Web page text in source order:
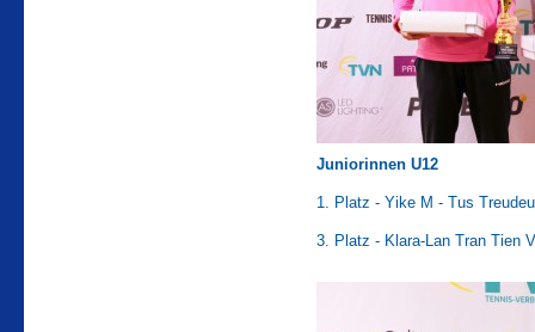
Juniorinnen U12
1. Platz - Yike M - Tus
3. Platz - Klara-Lan Tran Tien